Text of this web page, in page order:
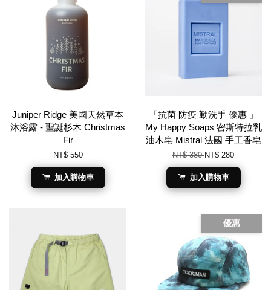
Juniper Ridge 美國天然草本
沐浴露 - 聖誕杉木 Christmas
Fir
NT$ 550
加入購物車
「抗菌 防疫 勤洗手 優惠 」
My Happy Soaps 密斯特拉乳
油木皂 Mistral 法國 手工香皂
NT$ 380NT$ 280
加入購物車
優惠